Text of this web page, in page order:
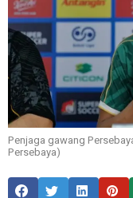
Penjaga gawang
Persebaya)